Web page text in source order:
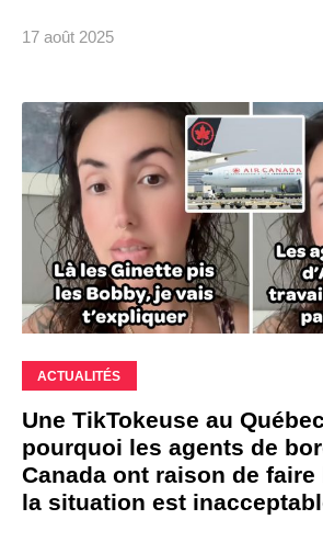
17 août 2025
ACTUALITÉS
Une TikTokeuse au
pourquoi les agents de
Canada ont raison de faire
la situation est